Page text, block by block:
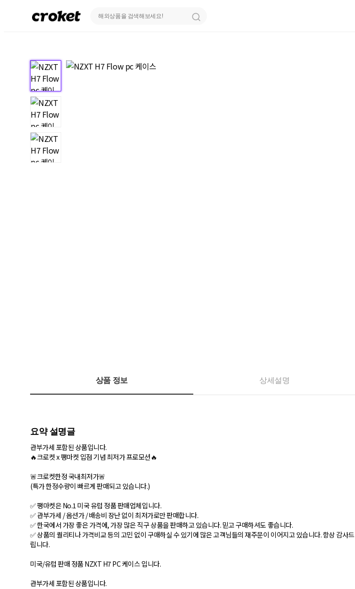
상품 정보 상세설명
요약 설명글
관부가세 포함된 상품입니다.
🔥크로켓 x 팽마켓 입점 기념 최저가 프로모션🔥
🚨크로켓한정 국내최저가🚨
(특가 한정수량이 빠르게 판매되고 있습니다.)
✅ 팽마켓은 No.1 미국 유럽 정품 판매업체입니다.
✅ 관부가세 / 옵션가 / 배송비 장난 없이 최저가로만 판매합니다.
✅ 한국에서 가장 좋은 가격에, 가장 많은 직구 상품을 판매하고 있습니다. 믿고 구매하셔도 좋습니다.
✅ 상품의 퀄리티나 가격비교 등의 고민 없이 구매하실 수 있기에 많은 고객님들의 재주문이 이어지고 있습니다. 항상 감사드
립니다.
미국/유럽 판매 정품 NZXT H7 PC 케이스 입니다.
관부가세 포함된 상품입니다.